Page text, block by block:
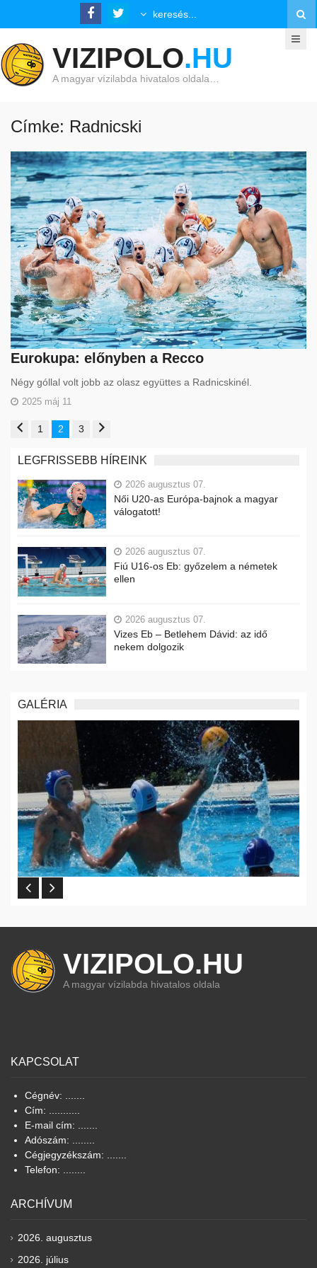
VIZIPOLO.HU
A magyar vízilabda hivatalos oldala…
Címke: Radnicski
Eurokupa: előnyben a Recco
Négy góllal volt jobb az olasz együttes a Radnicskinél.
2025 máj 11
1 2 3
LEGFRISSEBB HÍREINK
2026 augusztus 07.
Női U20-as Európa-bajnok a magyar
válogatott!
2026 augusztus 07.
Fiú U16-os Eb: győzelem a németek
ellen
2026 augusztus 07.
Vizes Eb – Betlehem Dávid: az idő
nekem dolgozik
GALÉRIA
VIZIPOLO.HU
A magyar vízilabda hivatalos oldala
KAPCSOLAT
Cégnév: .......
Cím: ...........
E-mail cím: .......
Adószám: ........
Cégjegyzékszám: .......
Telefon: ........
ARCHÍVUM
2026. augusztus
2026. július